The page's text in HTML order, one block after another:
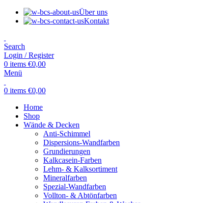
Über uns
Kontakt
Search
Login / Register
0 items €0,00
Menü
0 items €0,00
Home
Shop
Wände & Decken
Anti-Schimmel
Dispersions-Wandfarben
Grundierungen
Kalkcasein-Farben
Lehm- & Kalksortiment
Mineralfarben
Spezial-Wandfarben
Vollton- & Abtönfarben